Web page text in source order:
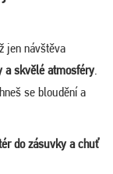
jen návštěva
skvělé atmosféry.
se bloudění a
do zásuvky a chuť